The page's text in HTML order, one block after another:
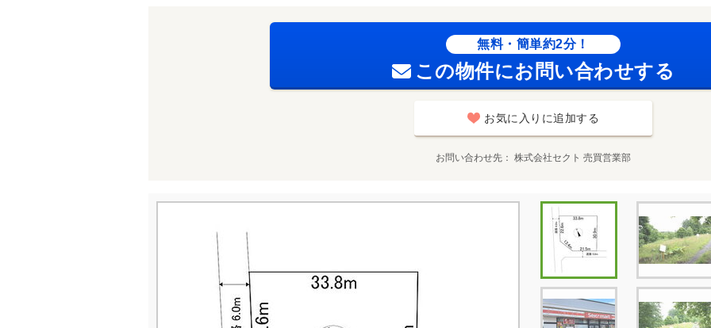
無料・簡単約2分！
この物件にお問い合わせする
お気に入りに追加する
お問い合わせ先 株式会社セクト 売買営業部